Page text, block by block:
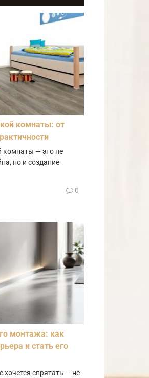
комнаты: от
комнаты — это не
но и создание
0
монтажа: как
и стать его
хочется спрятать — не